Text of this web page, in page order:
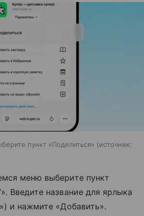
пункт «Поделиться»
источник:
меню выберите пункт
Введите название для ярлыка
и нажмите «Добавить».